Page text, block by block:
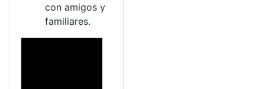
con amigos y
familiares.